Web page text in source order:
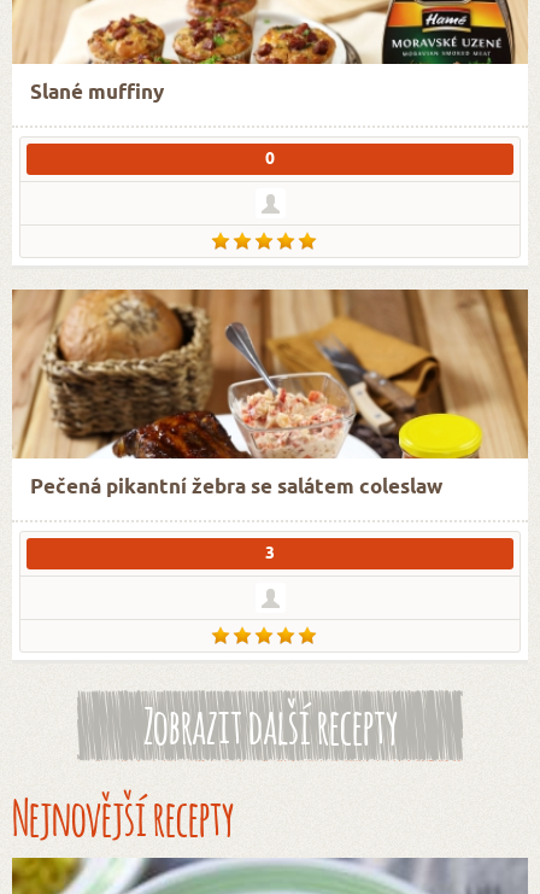
Slané muffiny
0
Pečená pikantní žebra se salátem coleslaw
3
Zobrazit další recepty
Nejnovější recepty